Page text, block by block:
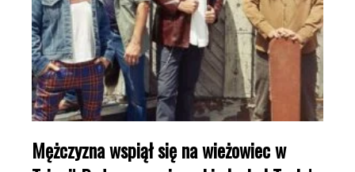
Mężczyzna wspiął się na wieżowiec w